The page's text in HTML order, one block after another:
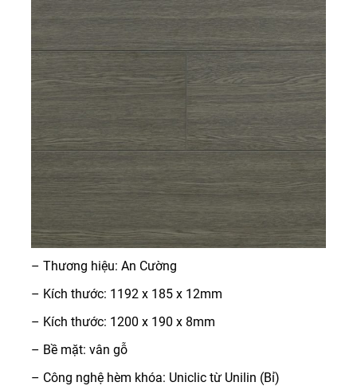
– Thương hiệu: An Cường
– Kích thước: 1192 x 185 x 12mm
– Kích thước: 1200 x 190 x 8mm
– Bề mặt: vân gỗ
– Công nghệ hèm khóa: Uniclic từ Unilin (Bỉ)